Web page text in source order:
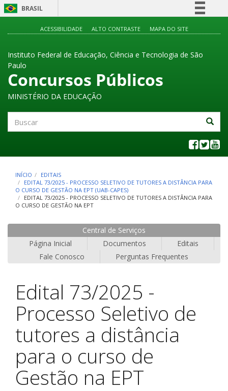
BRASIL
Participe
Legislação
ACESSIBILIDADE ALTO CONTRASTE MAPA DO SITE
Instituto Federal de Educação, Ciência e Tecnologia de São
Paulo
Concursos Públicos
MINISTÉRIO DA EDUCAÇÃO
INÍCIO
EDITAIS
EDITAL 73/2025 - PROCESSO SELETIVO DE TUTORES A DISTÂNCIA PARA
O CURSO DE GESTÃO NA EPT (UAB-CAPES)
EDITAL 73/2025 - PROCESSO SELETIVO DE TUTORES A DISTÂNCIA PARA
O CURSO DE GESTÃO NA EPT
Central de Serviços
Página Inicial
Documentos
Editais
Fale Conosco
Perguntas Frequentes
Edital 73/2025 -
Processo Seletivo de
tutores a distância
para o curso de
Gestão na EPT